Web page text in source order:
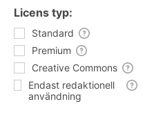
Licens typ:
Standard
Premium
Creative Commons
Endast redaktionell
användning